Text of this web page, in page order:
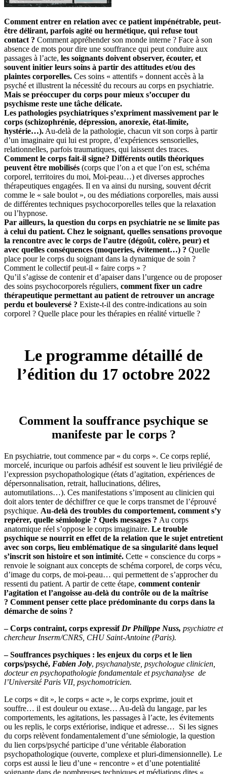
Comment entrer en relation avec ce patient impénétrable, peut-
être délirant, parfois agité ou hermétique, qui refuse tout
contact ? Comment appréhender son monde interne ? Face à son
absence de mots pour dire une souffrance qui peut conduire aux
passages à l’acte, les soignants doivent observer, écouter, et
souvent initier leurs soins à partir des attitudes et/ou des
plaintes corporelles. Ces soins « attentifs » donnent accès à la
psyché et illustrent la nécessité du recours au corps en psychiatrie.
Mais se préoccuper du corps pour mieux s’occuper du
psychisme reste une tâche délicate.
Les pathologies psychiatriques s’expriment massivement par le
corps (schizophrénie, dépression, anorexie, état-limite,
hystérie…). Au-delà de la pathologie, chacun vit son corps à partir
d’un imaginaire qui lui est propre, d’expériences sensorielles,
relationnelles, parfois traumatiques, qui laissent des traces.
Comment le corps fait-il signe? Différents outils théoriques
peuvent être mobilisés (corps que l’on a et que l’on est, schéma
corporel, territoires du moi, Moi-peau…) et diverses approches
thérapeutiques engagées. Il en va ainsi du nursing, souvent décrit
comme le « sale boulot », ou des médiations corporelles, mais aussi
de différentes techniques psychocorporelles telles que la relaxation
ou l’hypnose.
Par ailleurs, la question du corps en psychiatrie ne se limite pas
à celui du patient. Chez le soignant, quelles sensations provoque
la rencontre avec le corps de l’autre (dégoût, colère, peur) et
avec quelles conséquences (moqueries, évitement…) ? Quelle
place pour le corps du soignant dans la dynamique de soin ?
Comment le collectif peut-il « faire corps » ?
Qu’il s’agisse de contenir et d’apaiser dans l’urgence ou de proposer
des soins psychocorporels réguliers, comment fixer un cadre
thérapeutique permettant au patient de retrouver un ancrage
perdu et bouleversé ? Existe-t-il des contre-indications au soin
corporel ? Quelle place pour les thérapies en réalité virtuelle ?
Le programme détaillé de
l’édition du 17 octobre 2022
Comment la souffrance psychique se
manifeste par le corps ?
En psychiatrie, tout commence par « du corps ». Ce corps replié,
morcelé, incurique ou parfois adhésif est souvent le lieu privilégié de
l’expression psychopathologique (états d’agitation, expériences de
dépersonnalisation, retrait, hallucinations, délires,
automutilations…). Ces manifestations s’imposent au clinicien qui
doit alors tenter de déchiffrer ce que le corps transmet de l’éprouvé
psychique. Au-delà des troubles du comportement, comment s’y
repérer, quelle sémiologie ? Quels messages ? Au corps
anatomique réel s’oppose le corps imaginaire. Le trouble
psychique se nourrit en effet de la relation que le sujet entretient
avec son corps, lieu emblématique de sa singularité dans lequel
s’inscrit son histoire et son intimité. Cette « conscience du corps »
renvoie le soignant aux concepts de schéma corporel, de corps vécu,
d’image du corps, de moi-peau… qui permettent de s’approcher du
ressenti du patient. A partir de cette étape, comment contenir
l’agitation et l’angoisse au-delà du contrôle ou de la maîtrise
? Comment penser cette place prédominante du corps dans la
démarche de soins ?
– Corps contraint, corps expressif Dr Philippe Nuss, psychiatre et
chercheur Inserm/CNRS, CHU Saint-Antoine (Paris).
– Souffrances psychiques : les enjeux du corps et le lien
corps/psyché, Fabien Joly, psychanalyste, psychologue clinicien,
docteur en psychopathologie fondamentale et psychanalyse de
l’Université Paris VII, psychomotricien.
Le corps « dit », le corps « acte », le corps exprime, jouit et
souffre… il est douleur ou extase… Au-delà du langage, par les
comportements, les agitations, les passages à l’acte, les évitements
ou les replis, le corps extériorise, indique et adresse… Si les signes
du corps relèvent fondamentalement d’une sémiologie, la question
du lien corps/psyché participe d’une véritable élaboration
psychopathologique (ouverte, complexe et pluri-dimensionnelle). Le
corps est aussi le lieu d’une « rencontre » et d’une potentialité
soignante dans de nombreuses techniques et médiations dites «